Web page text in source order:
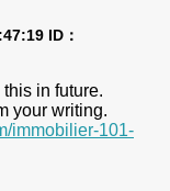
ID：
in future.
your writing.
immobilier-101-